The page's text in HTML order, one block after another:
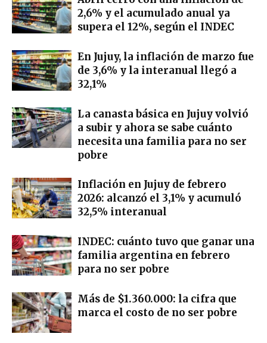
2,6% y el acumulado anual ya
supera el 12%, según el INDEC
En Jujuy, la inflación de marzo fue
de 3,6% y la interanual llegó a
32,1%
La canasta básica en Jujuy volvió
a subir y ahora se sabe cuánto
necesita una familia para no ser
pobre
Inflación en Jujuy de febrero
2026: alcanzó el 3,1% y acumuló
32,5% interanual
INDEC: cuánto tuvo que ganar una
familia argentina en febrero
para no ser pobre
Más de $1.360.000: la cifra que
marca el costo de no ser pobre